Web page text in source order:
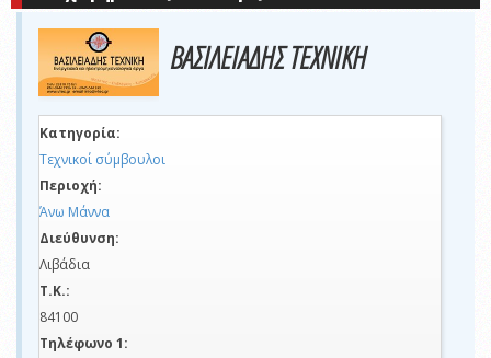
ΒΑΣΙΛΕΙΑΔΗΣ ΤΕΧΝΙΚΗ
Κατηγορία:
Τεχνικοί σύμβουλοι
Περιοχή:
Άνω Μάννα
Διεύθυνση:
Λιβάδια
Τ.Κ.:
84100
Τηλέφωνο 1: